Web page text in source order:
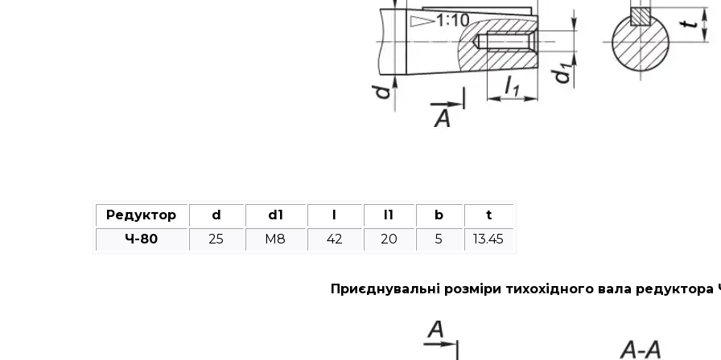
Редуктор d d1 l1 b
t
Ч-80
25 M8 42 20 5 13.45
Приєднувальні розміри тихохідного вала редуктора